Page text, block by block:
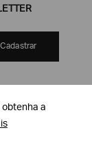
obtenha a
obtenha a
Cadastrar